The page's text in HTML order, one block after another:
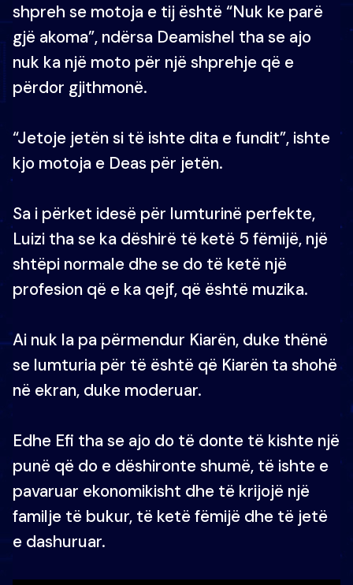
shpreh se motoja e tij është “Nuk ke parë
gjë akoma”, ndërsa Deamishel tha se ajo
nuk ka një moto për një shprehje që e
përdor gjithmonë.
“Jetoje jetën si të ishte dita e fundit”, ishte
kjo motoja e Deas për jetën.
Sa i përket idesë për lumturinë perfekte,
Luizi tha se ka dëshirë të ketë 5 fëmijë, një
shtëpi normale dhe se do të ketë një
profesion që e ka qejf, që është muzika.
Ai nuk la pa përmendur Kiarën, duke thënë
se lumturia për të është që Kiarën ta shohë
në ekran, duke moderuar.
Edhe Efi tha se ajo do të donte të kishte një
punë që do e dëshironte shumë, të ishte e
pavaruar ekonomikisht dhe të krijojë një
familje të bukur, të ketë fëmijë dhe të jetë
e dashuruar.